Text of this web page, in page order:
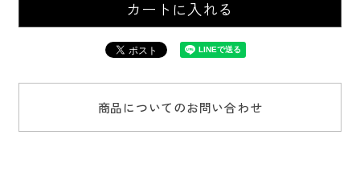
カートに入れる
商品についてのお問い合わせ